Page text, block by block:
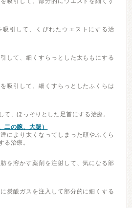
引して、くびれたウエストにする治
して、細くすらっとした太ももにする
吸引して、細くすらっとしたふくらは
て、ほっそりとした足首にする治療。
二の腕、大腿）
により太くなってしまった顔やふくら
る治療。
を溶かす薬剤を注射して、気になる部
炭酸ガスを注入して部分的に細くする